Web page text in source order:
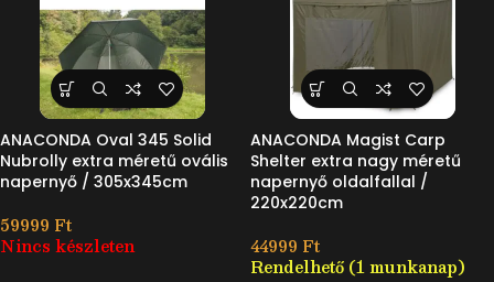
ANACONDA Oval 345 Solid
Nubrolly extra méretű ovális
napernyő / 305x345cm
59999 Ft
Nincs készleten
ANACONDA Magist Carp
Shelter extra nagy méretű
napernyő oldalfallal /
220x220cm
44999 Ft
Rendelhető (1 munkanap)